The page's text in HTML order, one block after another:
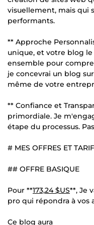
visuellement, mais qui
performants.
** Approche
unique, et votre blog le
ensemble pour
je concevrai un blog
même de votre
** Confiance et
primordiale. Je
étape du processus.
# MES OFFRES ET
## OFFRE BASIQUE
Pour **173,24 $US**, Je
pro qui répondra à vos
Ce blog aura